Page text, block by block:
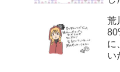
荒
に
い